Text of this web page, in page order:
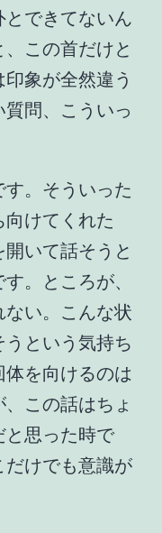
できてないん
この首だけと
象が全然違う
問、こういっ
。そういった
けてくれた
いて話そうと
。ところが、
い。こんな状
という気持ち
を向けるのは
この話はちょ
と思った時で
だけでも意識が